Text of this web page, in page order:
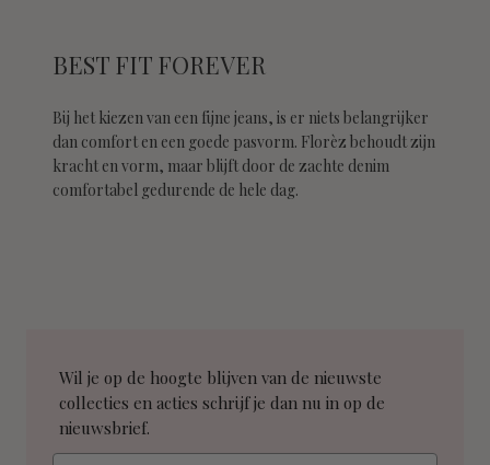
BEST FIT FOREVER
Bij het kiezen van een fijne jeans, is er niets belangrijker
dan comfort en een goede pasvorm. Florèz behoudt zijn
kracht en vorm, maar blijft door de zachte denim
comfortabel gedurende de hele dag.
Wil je op de hoogte blijven van de nieuwste
collecties en acties schrijf je dan nu in op de
nieuwsbrief.